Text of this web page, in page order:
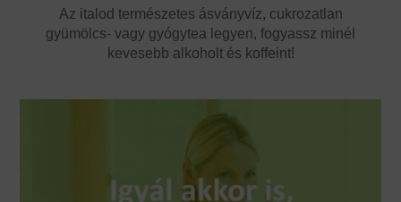
Az italod természetes ásványvíz, cukrozatlan
gyümölcs- vagy gyógytea legyen, fogyassz minél
kevesebb alkoholt és koffeint!